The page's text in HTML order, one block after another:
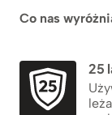
Co nas
25